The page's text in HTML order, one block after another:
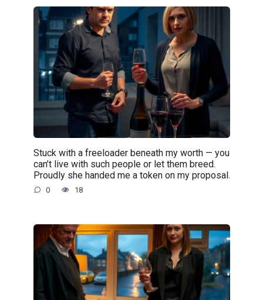
Stuck with a freeloader beneath my worth — you
can’t live with such people or let them breed.
Proudly she handed me a token on my proposal.
0 18